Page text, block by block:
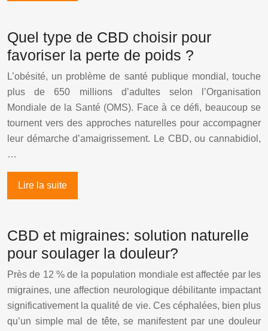
Quel type de CBD choisir pour
favoriser la perte de poids ?
L’obésité, un problème de santé publique mondial, touche
plus de 650 millions d’adultes selon l’Organisation
Mondiale de la Santé (OMS). Face à ce défi, beaucoup se
tournent vers des approches naturelles pour accompagner
leur démarche d’amaigrissement. Le CBD, ou cannabidiol,
…
Lire la suite
CBD et migraines: solution naturelle
pour soulager la douleur?
Près de 12 % de la population mondiale est affectée par les
migraines, une affection neurologique débilitante impactant
significativement la qualité de vie. Ces céphalées, bien plus
qu’un simple mal de tête, se manifestent par une douleur